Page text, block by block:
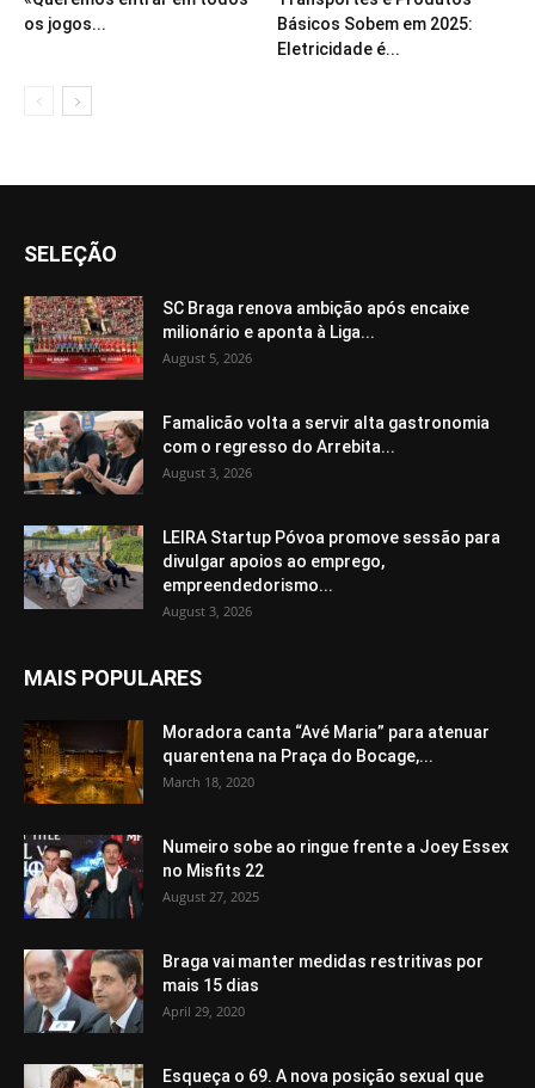
os jogos...
Básicos Sobem em 2025:
Eletricidade é...
SELEÇÃO
SC Braga renova ambição após encaixe
milionário e aponta à Liga...
August 5, 2026
Famalicão volta a servir alta gastronomia
com o regresso do Arrebita...
August 3, 2026
LEIRA Startup Póvoa promove sessão para
divulgar apoios ao emprego,
empreendedorismo...
August 3, 2026
MAIS POPULARES
Moradora canta “Avé Maria” para atenuar
quarentena na Praça do Bocage,...
March 18, 2020
Numeiro sobe ao ringue frente a Joey Essex
no Misfits 22
August 27, 2025
Braga vai manter medidas restritivas por
mais 15 dias
April 29, 2020
Esqueça o 69. A nova posição sexual que